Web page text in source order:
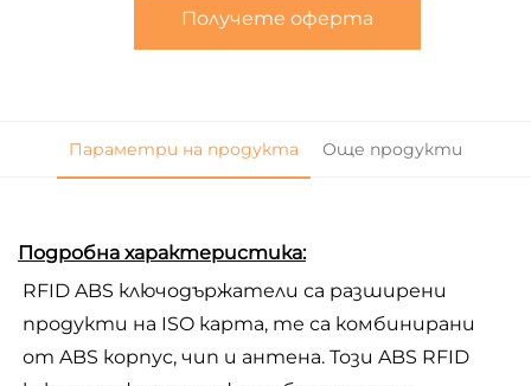
Получете оферта
Параметри на продукта Още продукти
Подробна характеристика:
RFID ABS ключодържатели са разширени
продукти на ISO карта, те са комбинирани
от ABS корпус, чип и антена. Този ABS RFID